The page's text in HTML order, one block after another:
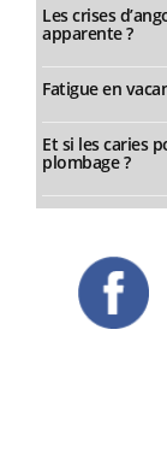
Les crises
apparente ?
Fatigue en
Et si les caries
plombage ?